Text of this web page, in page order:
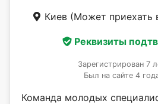
Киев (Может приехать
Реквизиты
Зарегистрирован 7
Был на сайте 4
Команда молодых